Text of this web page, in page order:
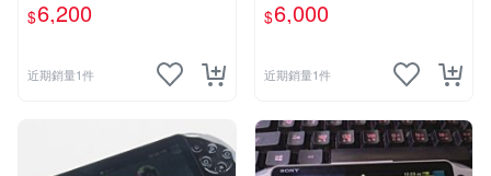
$6,200
近期銷量1件
$6,000
近期銷量1件